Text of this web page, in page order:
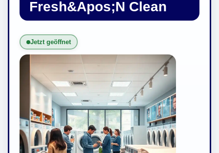
Fresh&Apos;N Clean
Jetzt geöffnet